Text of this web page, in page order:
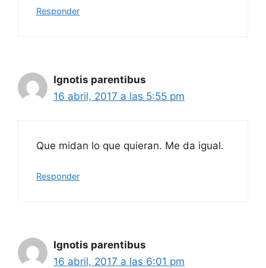
Responder
Ignotis parentibus
16 abril, 2017 a las 5:55 pm
Que midan lo que quieran. Me da igual.
Responder
Ignotis parentibus
16 abril, 2017 a las 6:01 pm